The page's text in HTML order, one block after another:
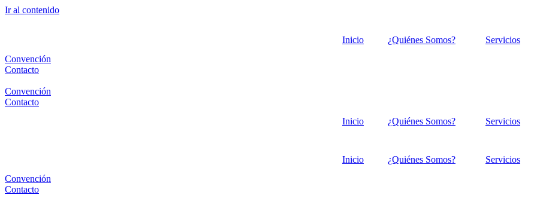
Ir al contenido
Inicio ¿Quiénes Somos? Servicios
Convención
Contacto
Convención
Contacto
Inicio
¿Quiénes Somos? Servicios
Inicio ¿Quiénes Somos? Servicios
Convención
Contacto